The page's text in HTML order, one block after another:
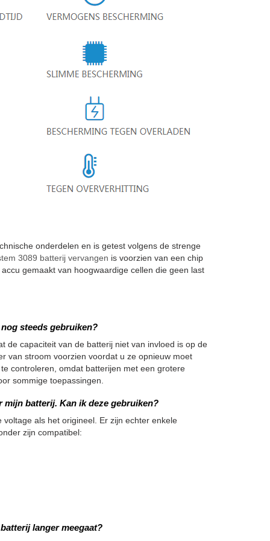
onderdelen en is getest volgens de strenge
3089 batterij vervangen is voorzien van een chip
gemaakt van hoogwaardige cellen die geen last
steeds gebruiken?
de capaciteit van de batterij niet van invloed is op de
van stroom voorzien voordat u ze opnieuw moet
controleren, omdat batterijen met een grotere
sommige toepassingen.
mijn batterij. Kan ik deze gebruiken?
als het origineel. Er zijn echter enkele
zijn compatibel:
langer meegaat?